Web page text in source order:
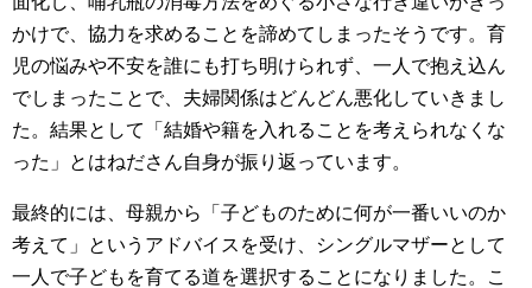
かけで、協力を求めることを諦めてしまったそうです。育
児の悩みや不安を誰にも打ち明けられず、一人で抱え込ん
でしまったことで、夫婦関係はどんどん悪化していきまし
た。結果として「結婚や籍を入れることを考えられなくな
った」とはねださん自身が振り返っています。
最終的には、母親から「子どものために何が一番いいのか
考えて」というアドバイスを受け、シングルマザーとして
一人で子どもを育てる道を選択することになりました。こ